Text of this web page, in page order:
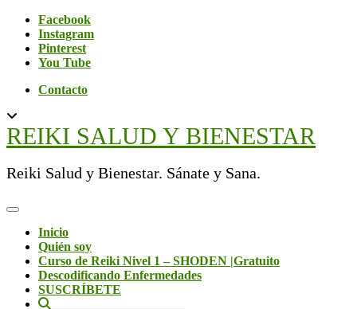
Skip
content
Social Facebook
Instagram
Pinterest
You Tube
Contacto
REIKI SALUD Y BIENESTAR
Reiki Salud y Bienestar. Sánate y Sana.
Toggle Navigation
Inicio
Quién soy
Curso de Reiki Nivel 1 – SHODEN |Gratuito
Descodificando Enfermedades
SUSCRÍBETE